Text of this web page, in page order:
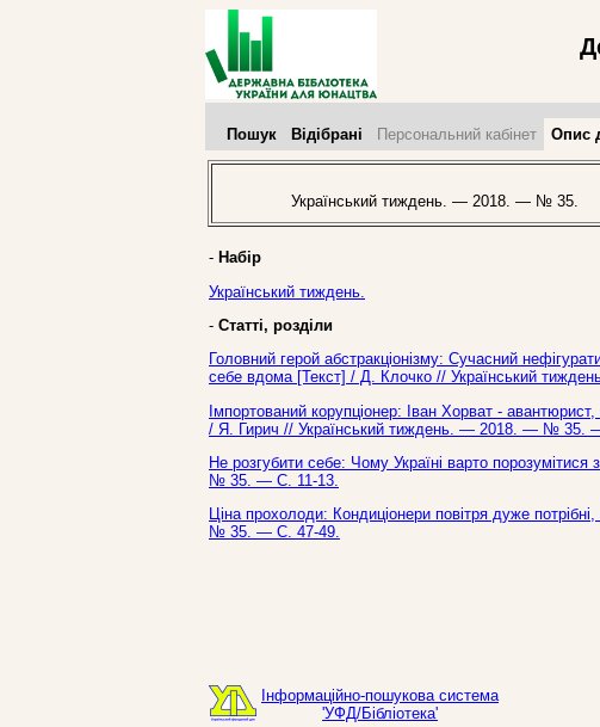
Пошук Відібрані Персональний кабінет Опис
Український тиждень. — 2018. — № 35.
- Набір
Український тиждень.
- Статті, розділи
Головний герой абстракціонізму: Сучасний
себе вдома [Текст] / Д. Клочко // Український
Імпортований корупціонер: Іван Хорват -
/ Я. Гирич // Український тиждень. — 2018. — № 35.
Не розгубити себе: Чому Україні варто
№ 35. — С. 11-13.
Ціна прохолоди: Кондиціонери повітря дуже
№ 35. — С. 47-49.
Інформаційно-пошукова система
'УФД/Бібліотека'